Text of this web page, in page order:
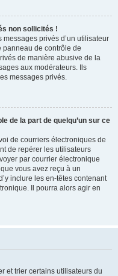
non sollicités !
privés d’un utilisateur
de contrôle de
de manière abusive de la
aux modérateurs. Ils
messages privés.
de la part de quelqu’un sur ce
de courriers électroniques de
de repérer les utilisateurs
par courrier électronique
vous avez reçu à un
inclure les en-têtes contenant
Il pourra alors agir en
et trier certains utilisateurs du